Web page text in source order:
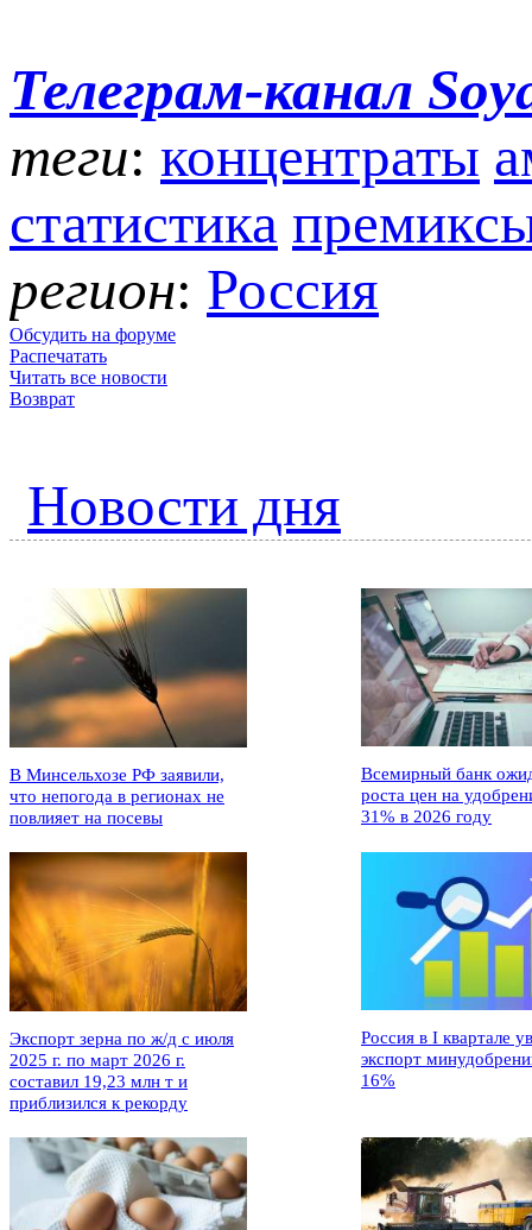
Телеграм-канал
теги: концентраты
статистика
регион: Россия
Обсудить на форуме
Распечатать
Читать все новости
Возврат
Новости дня
В Минсельхозе РФ заявили,
что непогода в регионах не
повлияет на посевы
Всемирный банк
роста цен на
31% в 2026 году
Экспорт зерна по ж/д с июля
2025 г. по март 2026 г.
составил 19,23 млн т и
приблизился к рекорду
Россия в I квартале
экспорт
16%